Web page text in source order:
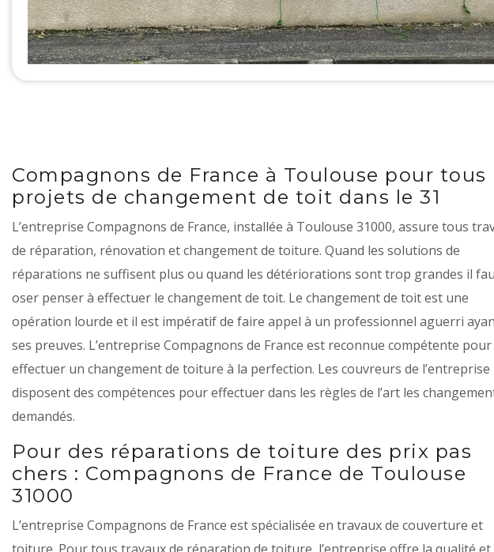
Compagnons de France à Toulouse pour tous
projets de changement de toit dans le 31
L’entreprise Compagnons de France, installée à Toulouse 31000, assure tous
de réparation, rénovation et changement de toiture. Quand les solutions de
réparations ne suffisent plus ou quand les détériorations sont trop grandes il
oser penser à effectuer le changement de toit. Le changement de toit est une
opération lourde et il est impératif de faire appel à un professionnel aguerri
ses preuves. L’entreprise Compagnons de France est reconnue compétente pour
effectuer un changement de toiture à la perfection. Les couvreurs de l’entreprise
disposent des compétences pour effectuer dans les règles de l’art les
demandés.
Pour des réparations de toiture des prix pas
chers : Compagnons de France de Toulouse
31000
L’entreprise Compagnons de France est spécialisée en travaux de couverture et